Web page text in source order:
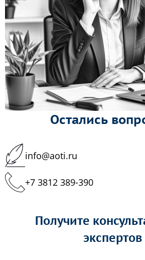
Остались
info@aoti.ru
+7 3812 389-390
Получите
экспертов